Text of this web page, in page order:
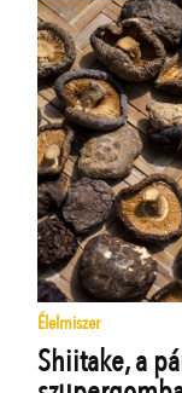
Élelmiszer
Shiitake, a